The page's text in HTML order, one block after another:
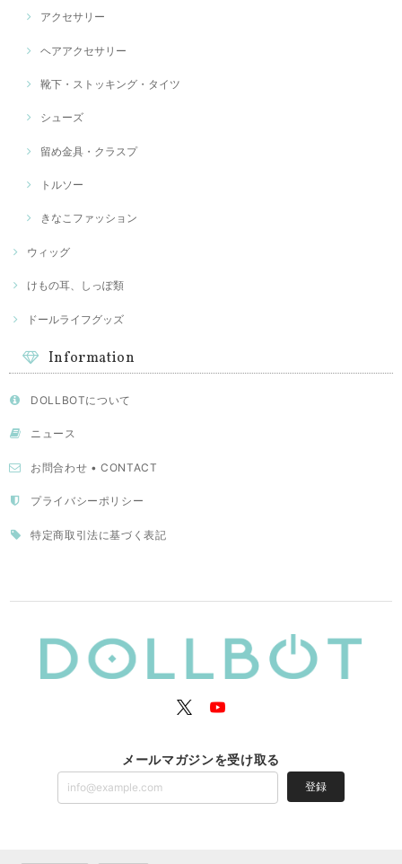
アクセサリー
ヘアアクセサリー
靴下・ストッキング・タイツ
シューズ
留め金具・クラスプ
トルソー
きなこファッション
ウィッグ
けもの耳、しっぽ類
ドールライフグッズ
Information
DOLLBOTについて
ニュース
お問合わせ • CONTACT
プライバシーポリシー
特定商取引法に基づく表記
メールマガジンを受け取る
登録